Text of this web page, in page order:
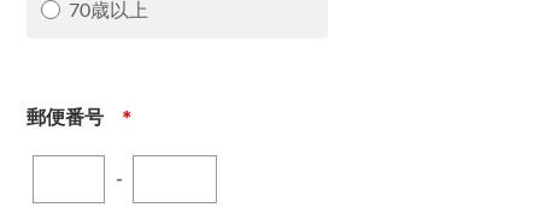
70歳以上
郵便番号 ＊
-